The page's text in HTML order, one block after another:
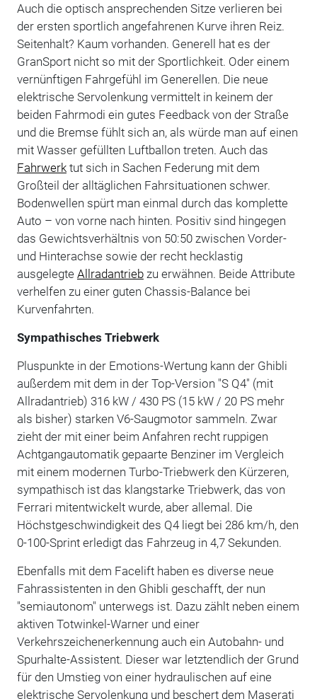
Auch die optisch ansprechenden Sitze verlieren bei
der ersten sportlich angefahrenen Kurve ihren Reiz.
Seitenhalt? Kaum vorhanden. Generell hat es der
GranSport nicht so mit der Sportlichkeit. Oder einem
vernünftigen Fahrgefühl im Generellen. Die neue
elektrische Servolenkung vermittelt in keinem der
beiden Fahrmodi ein gutes Feedback von der Straße
und die Bremse fühlt sich an, als würde man auf einen
mit Wasser gefüllten Luftballon treten. Auch das
Fahrwerktut sich in Sachen Federung mit dem
Großteil der alltäglichen Fahrsituationen schwer.
Bodenwellen spürt man einmal durch das komplette
Auto – von vorne nach hinten. Positiv sind hingegen
das Gewichtsverhältnis von 50:50 zwischen Vorder-
und Hinterachse sowie der recht hecklastig
ausgelegte Allradantriebzu erwähnen. Beide Attribute
verhelfen zu einer guten Chassis-Balance bei
Kurvenfahrten.
Sympathisches Triebwerk
Pluspunkte in der Emotions-Wertung kann der Ghibli
außerdem mit dem in der Top-Version "S Q4" (mit
Allradantrieb) 316 kW / 430 PS (15 kW / 20 PS mehr
als bisher) starken V6-Saugmotor sammeln. Zwar
zieht der mit einer beim Anfahren recht ruppigen
Achtgangautomatik gepaarte Benziner im Vergleich
mit einem modernen Turbo-Triebwerk den Kürzeren,
sympathisch ist das klangstarke Triebwerk, das von
Ferrari mitentwickelt wurde, aber allemal. Die
Höchstgeschwindigkeit des Q4 liegt bei 286 km/h, den
0-100-Sprint erledigt das Fahrzeug in 4,7 Sekunden.
Ebenfalls mit dem Facelift haben es diverse neue
Fahrassistenten in den Ghibli geschafft, der nun
"semiautonom" unterwegs ist. Dazu zählt neben einem
aktiven Totwinkel-Warner und einer
Verkehrszeichenerkennung auch ein Autobahn- und
Spurhalte-Assistent. Dieser war letztendlich der Grund
für den Umstieg von einer hydraulischen auf eine
elektrische Servolenkung und beschert dem Maserati